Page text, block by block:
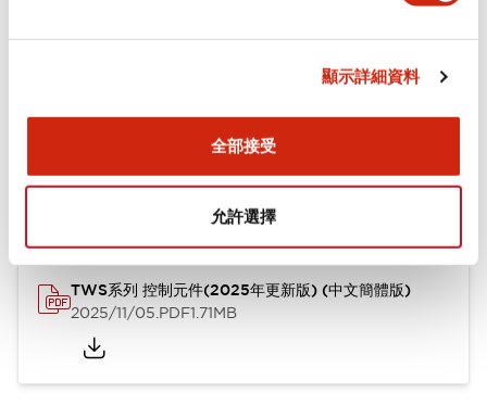
顯示詳細資料
全部接受
允許選擇
TWS系列 控制元件(2025年更新版) (英文版)
2025/11/04.PDF1.30MB
TWS系列 控制元件(2025年更新版) (中文簡體版)
2025/11/05.PDF1.71MB